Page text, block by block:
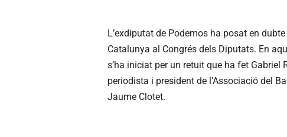
L’exdiputat de Podemos ha posat en
Catalunya al Congrés dels Diputats. En
s’ha iniciat per un retuit que ha fet Gabriel
periodista i president de l’Associació del
Jaume Clotet.